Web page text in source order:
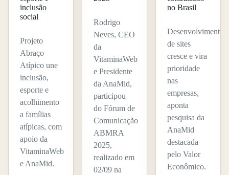
inclusão
social
Projeto
Abraço
Atípico une
inclusão,
esporte e
acolhimento
a famílias
atípicas, com
apoio da
VitaminaWeb
e AnaMid.
Rodrigo
Neves, CEO
da
VitaminaWeb
e Presidente
da AnaMid,
participou
do Fórum de
Comunicação
ABMRA
2025,
realizado em
02/09 na
no Brasil
Desenvolvimento
de sites
cresce e vira
prioridade
nas
empresas,
aponta
pesquisa da
AnaMid
destacada
pelo Valor
Econômico.